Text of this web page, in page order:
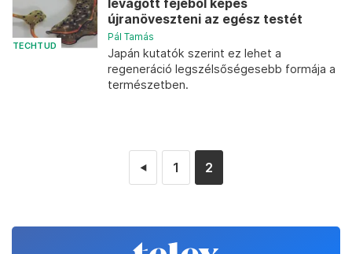
TECHTUD
levágott fejéből képes
újranöveszteni az egész testét
Pál Tamás
Japán kutatók szerint ez lehet a
regeneráció legszélsőségesebb formája a
természetben.
◄ 1 2